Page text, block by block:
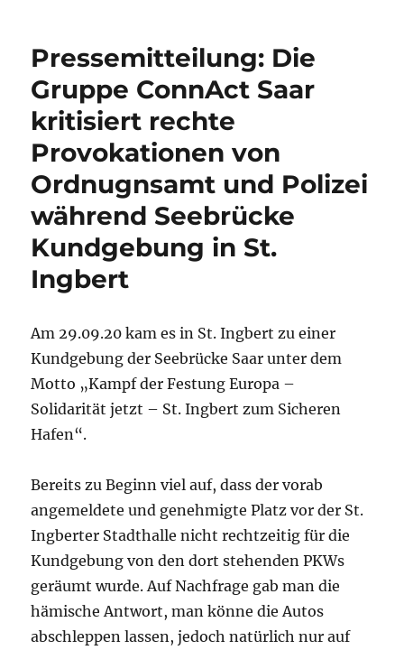
Pressemitteilung: Die
Gruppe ConnAct Saar
kritisiert rechte
Provokationen von
Ordnugnsamt und Polizei
während Seebrücke
Kundgebung in St.
Ingbert
Am 29.09.20 kam es in St. Ingbert zu einer
Kundgebung der Seebrücke Saar unter dem
Motto „Kampf der Festung Europa –
Solidarität jetzt – St. Ingbert zum Sicheren
Hafen“.
Bereits zu Beginn viel auf, dass der vorab
angemeldete und genehmigte Platz vor der St.
Ingberter Stadthalle nicht rechtzeitig für die
Kundgebung von den dort stehenden PKWs
geräumt wurde. Auf Nachfrage gab man die
hämische Antwort, man könne die Autos
abschleppen lassen, jedoch natürlich nur auf